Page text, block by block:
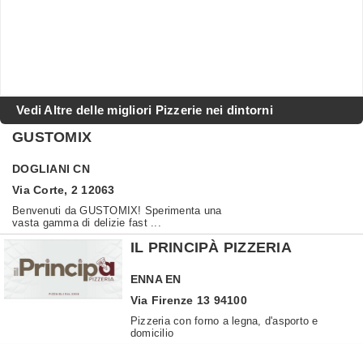
Vedi Altre delle migliori Pizzerie nei dintorni
GUSTOMIX
DOGLIANI CN
Via Corte, 2 12063
Benvenuti da GUSTOMIX! Sperimenta una
vasta gamma di delizie fast ...
IL PRINCIPÀ PIZZERIA
ENNA EN
Via Firenze 13 94100
Pizzeria con forno a legna, d'asporto e
domicilio